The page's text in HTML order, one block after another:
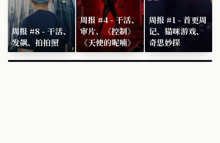
周报 #8 - 干活、
发飙、拍拍照
周报 #4 - 干活、
审片、《控制》
《天使的呢喃》
周报 #1 - 首更周
记、猫咪游戏、
奇思妙探